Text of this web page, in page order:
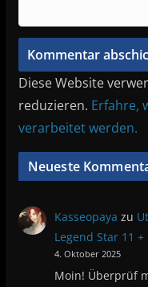
Diese Website
reduzieren. Erfahre,
verarbeitet werden.
Neueste
Kasseopaya zu
Legend Star 11
4. Oktober 2025
Moin! Überprüf